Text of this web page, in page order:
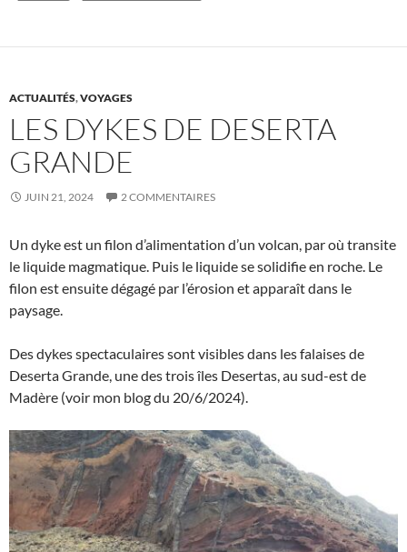
ACTUALITÉS,VOYAGES
LES DYKES DE DESERTA
GRANDE
JUIN 21, 2024 2 COMMENTAIRES
Un dyke est un filon d’alimentation d’un volcan, par où transite
le liquide magmatique. Puis le liquide se solidifie en roche. Le
filon est ensuite dégagé par l’érosion et apparaît dans le
paysage.
Des dykes spectaculaires sont visibles dans les falaises de
Deserta Grande, une des trois îles Desertas, au sud-est de
Madère (voir mon blog du 20/6/2024).